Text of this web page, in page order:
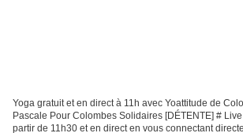
Yoga gratuit et en direct à 11h avec Yoattitude de
Pascale Pour Colombes Solidaires [DÉTENTE] #
partir de 11h30 et en direct en vous connectant